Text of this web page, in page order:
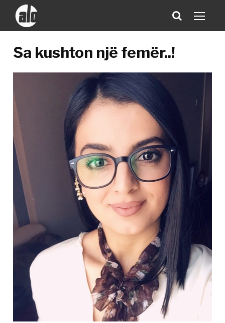
Sa kushton një femër..!